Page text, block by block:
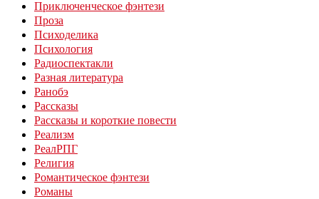
Приключенческое фэнтези
Проза
Психоделика
Психология
Радиоспектакли
Разная литература
Ранобэ
Рассказы
Рассказы и короткие повести
Реализм
РеалРПГ
Религия
Романтическое фэнтези
Романы